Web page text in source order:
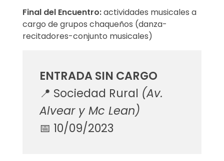
a
Final del Encuentro:actividades musicales a
cargo de grupos chaqueños (danza-
recitadores-conjunto musicales)
ENTRADA SIN CARGO
📍​ Sociedad Rural (Av.
Alvear y Mc Lean)
📅​ 10/09/2023